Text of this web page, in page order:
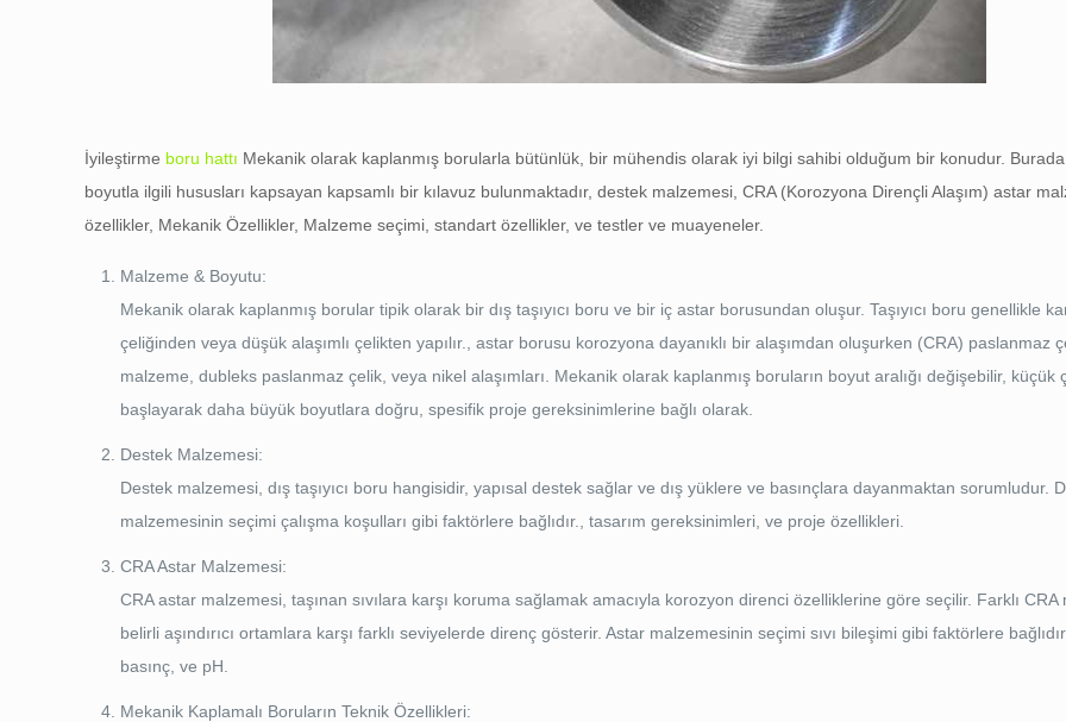
İyileştirme boru hattı Mekanik olarak kaplanmış borularla bütünlük, bir mühendis olarak iyi bilgi sahibi olduğum bir konudur.
boyutla ilgili hususları kapsayan kapsamlı bir kılavuz bulunmaktadır, destek malzemesi, CRA (Korozyona Dirençli Alaşım) astar
özellikler, Mekanik Özellikler, Malzeme seçimi, standart özellikler, ve testler ve muayeneler.
Malzeme & Boyutu:
Mekanik olarak kaplanmış borular tipik olarak bir dış taşıyıcı boru ve bir iç astar borusundan oluşur. Taşıyıcı boru genellikle
çeliğinden veya düşük alaşımlı çelikten yapılır., astar borusu korozyona dayanıklı bir alaşımdan oluşurken (CRA) paslanmaz
malzeme, dubleks paslanmaz çelik, veya nikel alaşımları. Mekanik olarak kaplanmış boruların boyut aralığı değişebilir, küçük
başlayarak daha büyük boyutlara doğru, spesifik proje gereksinimlerine bağlı olarak.
Destek Malzemesi:
Destek malzemesi, dış taşıyıcı boru hangisidir, yapısal destek sağlar ve dış yüklere ve basınçlara dayanmaktan sorumludur.
malzemesinin seçimi çalışma koşulları gibi faktörlere bağlıdır., tasarım gereksinimleri, ve proje özellikleri.
CRA Astar Malzemesi:
CRA astar malzemesi, taşınan sıvılara karşı koruma sağlamak amacıyla korozyon direnci özelliklerine göre seçilir. Farklı CRA
belirli aşındırıcı ortamlara karşı farklı seviyelerde direnç gösterir. Astar malzemesinin seçimi sıvı bileşimi gibi faktörlere
basınç, ve pH.
Mekanik Kaplamalı Boruların Teknik Özellikleri: